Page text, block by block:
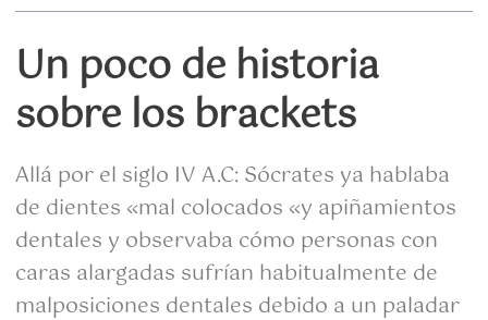
Un poco de historia
sobre los brackets
Allá por el siglo IV A.C: Sócrates ya hablaba
de dientes «mal colocados «y apiñamientos
dentales y observaba cómo personas con
caras alargadas sufrían habitualmente de
malposiciones dentales debido a un paladar